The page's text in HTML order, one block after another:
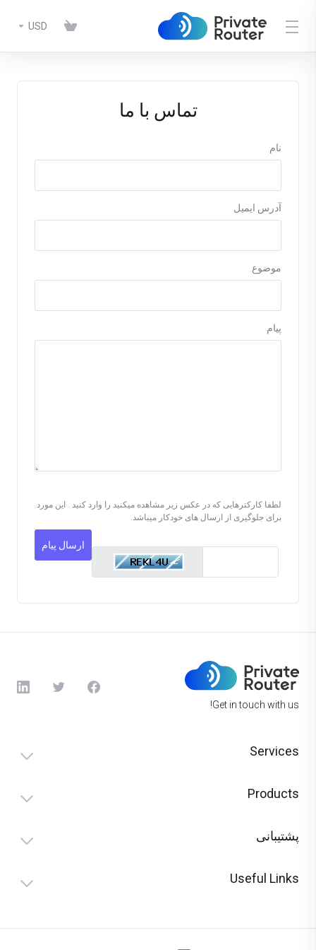
USD
تماس با ما
نام
آدرس ایمیل
موضوع
پیام
لطفا کارکترهایی که در عکس زیر مشاهده میکنید را وارد کنید . این مورد
برای جلوگیری از ارسال های خودکار میباشد.
ارسال پیام
Get in touch with us!
Services
Products
پشتیبانی
Useful Links